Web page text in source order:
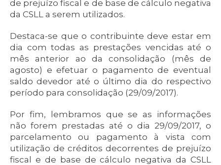
de prejuízo fiscal e de base de cálculo negativa
da CSLL a serem utilizados.
Destaca-se que o contribuinte deve estar em
dia com todas as prestações vencidas até o
mês anterior ao da consolidação (mês de
agosto) e efetuar o pagamento de eventual
saldo devedor até o último dia do respectivo
período para consolidação (29/09/2017).
Por fim, lembramos que se as informações
não forem prestadas até o dia 29/09/2017, o
parcelamento ou pagamento à vista com
utilização de créditos decorrentes de prejuízo
fiscal e de base de cálculo negativa da CSLL